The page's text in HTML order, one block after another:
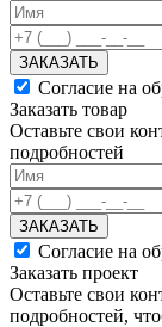
ЗАКАЗАТЬ
Согласие на
Заказать товар
Оставьте свои
подробностей
ЗАКАЗАТЬ
Согласие на
Заказать проект
Оставьте свои
подробностей,